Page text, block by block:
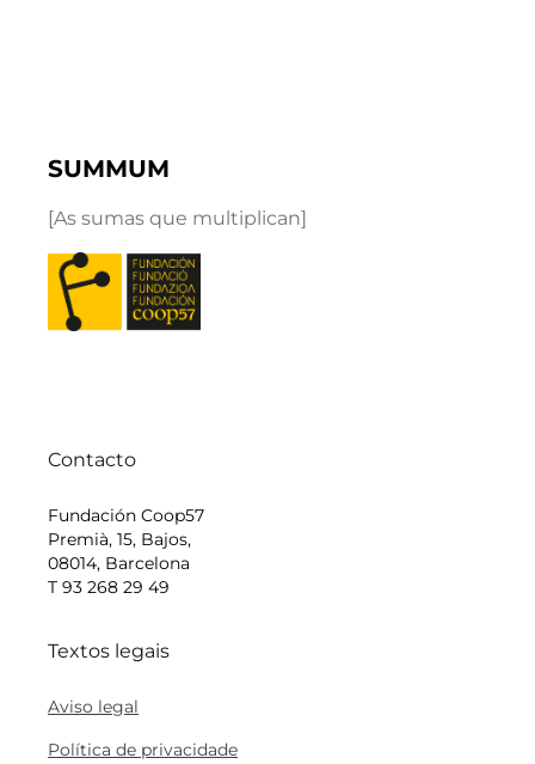
SUMMUM
[As sumas que multiplican]
Contacto
Fundación Coop57
Premià, 15, Bajos,
08014, Barcelona
T 93 268 29 49
Textos legais
Aviso legal
Política de privacidade